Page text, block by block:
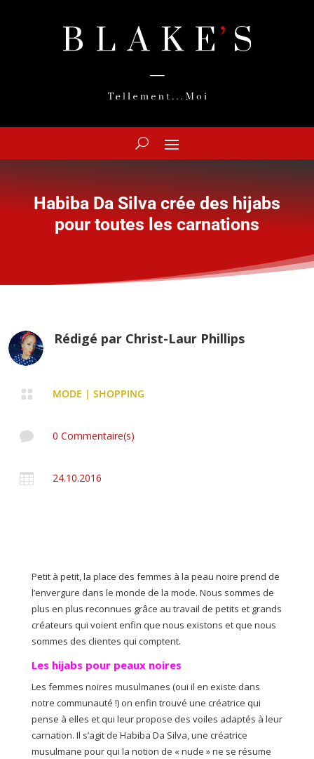
Habiba Da Silva crée des hijabs
pour toutes les carnations
Rédigé par Christ-Laur Phillips
 MODE | SHOPPING
 0 Commentaire(s)
 24.10.2016
Petit à petit, la place des femmes à la peau noire prend de
l’envergure dans le monde de la mode. Nous sommes de
plus en plus reconnues grâce au travail de petits et grands
créateurs qui voient enfin que nous existons et que nous
sommes des clientes qui comptent.
Les hijabs pour peaux noires
Les femmes noires musulmanes (oui il en existe dans
notre communauté !) on enfin trouvé une créatrice qui
pense à elles et qui leur propose des voiles adaptés à leur
carnation. Il s’agit de Habiba Da Silva, une créatrice
musulmane pour qui la notion de « nude » ne se résume